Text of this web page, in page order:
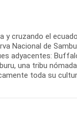
y cruzando el
Nacional de
adyacentes:
una tribu
toda su